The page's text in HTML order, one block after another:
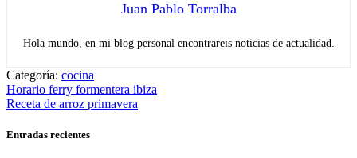
Juan Pablo Torralba
Hola mundo, en mi blog personal encontrareis noticias de actualidad.
Categoría: cocina
Navegación
de
entradas
Entrada
anterior:
Horario ferry formentera ibiza
Entrada
Receta de arroz primavera
Entradas recientes